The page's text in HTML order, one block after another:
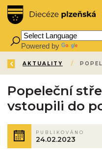
Powered by
ZPĚT
ÚVOD /
AKTUALITY /
Popeleční
vstoupili do
PUBLIKOVÁNO
24.02.2023